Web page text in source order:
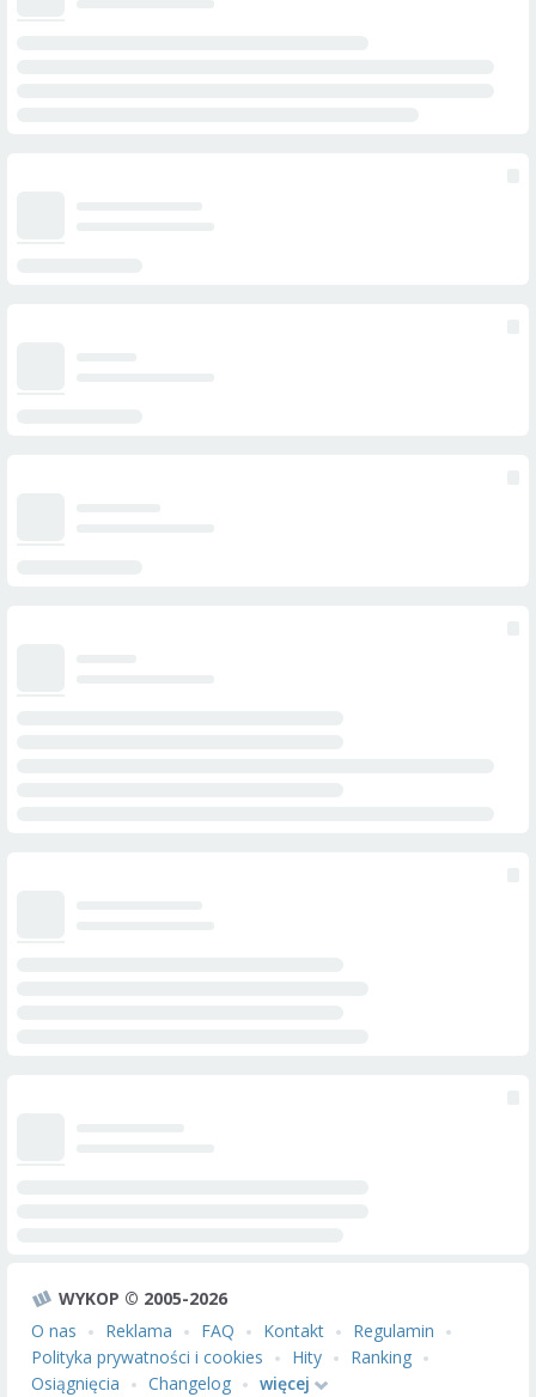
WYKOP © 2005-2026
O nas
Reklama FAQ Kontakt
Regulamin
Polityka prywatności i cookies
Hity
Ranking
Osiągnięcia
Changelog więcej